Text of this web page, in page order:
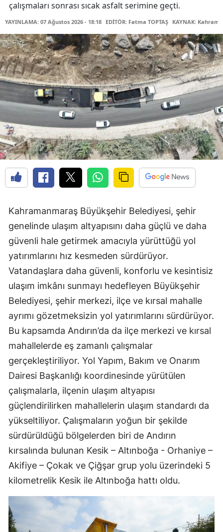
çalışmaları sonrası sıcak asfalt serimine geçti.
YAYINLAMA: 07 Ağustos 2026 - 18:18 EDİTÖR: Fatma TOPTAŞ KAYNAK:
Kahramanmaraş Büyükşehir Belediyesi, şehir
genelinde ulaşım altyapısını daha güçlü ve daha
güvenli hale getirmek amacıyla yürüttüğü yol
yatırımlarını hız kesmeden sürdürüyor.
Vatandaşlara daha güvenli, konforlu ve kesintisiz
ulaşım imkânı sunmayı hedefleyen Büyükşehir
Belediyesi, şehir merkezi, ilçe ve kırsal mahalle
ayrımı gözetmeksizin yol yatırımlarını sürdürüyor.
Bu kapsamda Andırın’da da ilçe merkezi ve kırsal
mahallelerde eş zamanlı çalışmalar
gerçekleştiriliyor. Yol Yapım, Bakım ve Onarım
Dairesi Başkanlığı koordinesinde yürütülen
çalışmalarla, ilçenin ulaşım altyapısı
güçlendirilirken mahallelerin ulaşım standardı da
yükseltiliyor. Çalışmaların yoğun bir şekilde
sürdürüldüğü bölgelerden biri de Andırın
kırsalında bulunan Kesik – Altınboğa - Orhaniye –
Akifiye – Çokak ve Çiğşar grup yolu üzerindeki 5
kilometrelik Kesik ile Altınboğa hattı oldu.